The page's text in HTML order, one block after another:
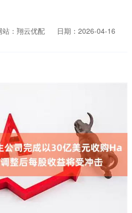
站：翔云优配
日期：2026-04-16